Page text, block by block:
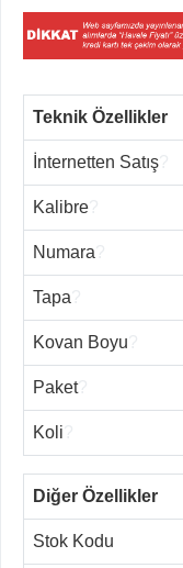
Teknik Özellikler
İnternetten Satış
Kalibre
Numara
Tapa
Kovan Boyu
Paket?
Koli
Diğer Özellikler
Stok Kodu